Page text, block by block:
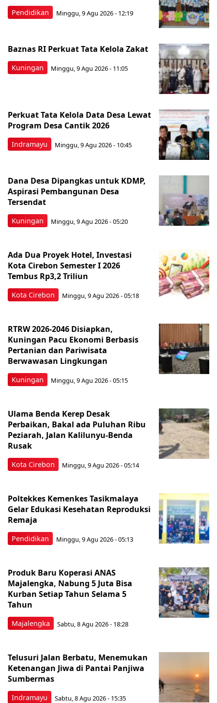
Pendidikan Minggu, 9 Agu 2026 - 12:19
Kuningan
Baznas RI Perkuat Tata Kelola Zakat
Minggu, 9 Agu 2026 - 11:05
Indramayu
Perkuat Tata Kelola Data Desa Lewat
Program Desa Cantik 2026
Minggu, 9 Agu 2026 - 10:45
Kuningan
Dana Desa Dipangkas untuk KDMP,
Aspirasi Pembangunan Desa
Tersendat
Minggu, 9 Agu 2026 - 05:20
Kota Cirebon
Ada Dua Proyek Hotel, Investasi
Kota Cirebon Semester I 2026
Tembus Rp3,2 Triliun
Minggu, 9 Agu 2026 - 05:18
Kuningan
RTRW 2026-2046 Disiapkan,
Kuningan Pacu Ekonomi Berbasis
Pertanian dan Pariwisata
Berwawasan Lingkungan
Minggu, 9 Agu 2026 - 05:15
Kota Cirebon
Ulama Benda Kerep Desak
Perbaikan, Bakal ada Puluhan Ribu
Peziarah, Jalan Kalilunyu-Benda
Rusak
Minggu, 9 Agu 2026 - 05:14
Pendidikan
Poltekkes Kemenkes Tasikmalaya
Gelar Edukasi Kesehatan Reproduksi
Remaja
Minggu, 9 Agu 2026 - 05:13
Majalengka
Produk Baru Koperasi ANAS
Majalengka, Nabung 5 Juta Bisa
Kurban Setiap Tahun Selama 5
Tahun
Sabtu, 8 Agu 2026 - 18:28
Indramayu
Telusuri Jalan Berbatu, Menemukan
Ketenangan Jiwa di Pantai Panjiwa
Sumbermas
Sabtu, 8 Agu 2026 - 15:35